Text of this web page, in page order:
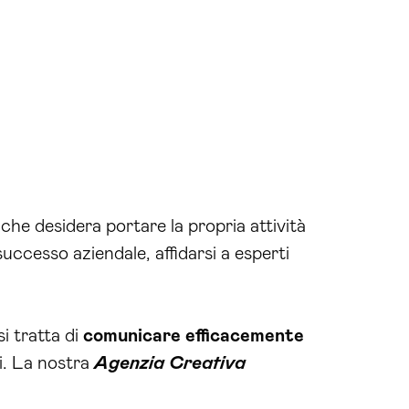
desidera portare la propria attività
aziendale, affidarsi a esperti
tratta di comunicare efficacemente
La nostraAgenzia Creativa